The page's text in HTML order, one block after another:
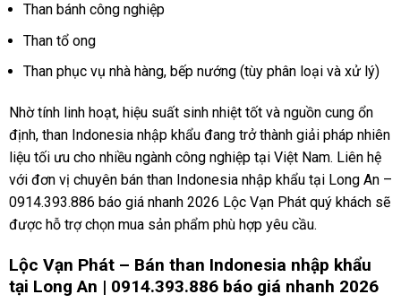
Than bánh công nghiệp
Than tổ ong
Than phục vụ nhà hàng, bếp nướng (tùy phân loại và xử lý)
Nhờ tính linh hoạt, hiệu suất sinh nhiệt tốt và nguồn cung ổn
định, than Indonesia nhập khẩu đang trở thành giải pháp nhiên
liệu tối ưu cho nhiều ngành công nghiệp tại Việt Nam. Liên hệ
với đơn vị chuyên bán than Indonesia nhập khẩu tại Long An –
0914.393.886 báo giá nhanh 2026 Lộc Vạn Phát quý khách sẽ
được hỗ trợ chọn mua sản phẩm phù hợp yêu cầu.
Lộc Vạn Phát – Bán than Indonesia nhập khẩu
tại Long An | 0914.393.886 báo giá nhanh 2026